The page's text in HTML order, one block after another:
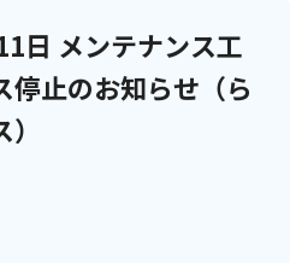
ターネット
日 メンテナンス工
停止のお知らせ（ら